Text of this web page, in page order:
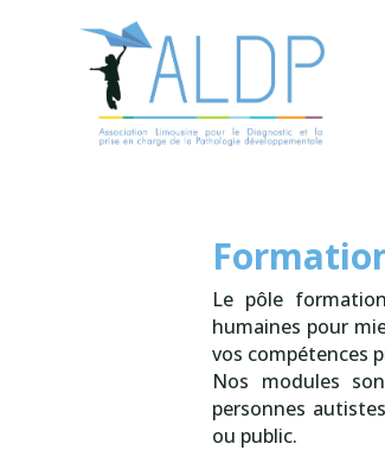
Le pôle
humaines pour
vos compétences
Nos modules
personnes
ou public.